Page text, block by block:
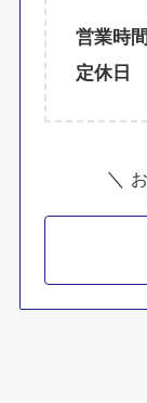
営業時間
定休日
＼